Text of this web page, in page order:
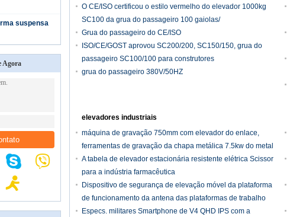
suspensa
Agora
O CE/ISO certificou o estilo vermelho do elevador 1000kg
SC100 da grua do passageiro 100 gaiolas/
Grua do passageiro do CE/ISO
ISO/CE/GOST aprovou SC200/200, SC150/150, grua do
passageiro SC100/100 para construtores
grua do passageiro 380V/50HZ
elevadores industriais
máquina de gravação 750mm com elevador do enlace,
ferramentas de gravação da chapa metálica 7.5kw do metal
A tabela de elevador estacionária resistente elétrica Scissor
para a indústria farmacêutica
Dispositivo de segurança de elevação móvel da plataforma
de funcionamento da antena das plataformas de trabalho
Especs. militares Smartphone de V4 QHD IPS com a